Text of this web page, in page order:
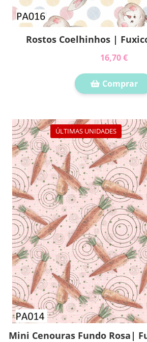
Rostos Coelhinhos |
16,70 €
Comprar
ÚLTIMAS UNIDADES
Mini Cenouras Fundo Rosa|